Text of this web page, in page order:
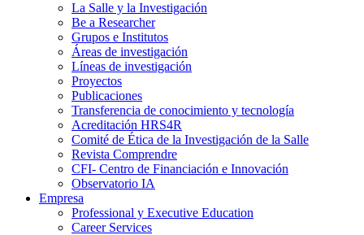
La Salle y la Investigación
Be a Researcher
Grupos e Institutos
Áreas de investigación
Líneas de investigación
Proyectos
Publicaciones
Transferencia de conocimiento y tecnología
Acreditación HRS4R
Comité de Ética de la Investigación de la Salle
Revista Comprendre
CFI- Centro de Financiación e Innovación
Observatorio IA
Empresa
Professional y Executive Education
Career Services